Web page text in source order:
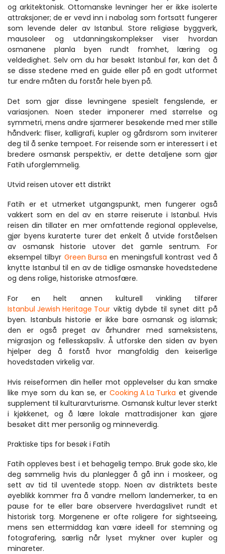
og arkitektonisk. Ottomanske levninger her er ikke isolerte
attraksjoner; de er vevd inn i nabolag som fortsatt fungerer
som levende deler av Istanbul. Store religiøse byggverk,
mausoleer og utdanningskomplekser viser hvordan
osmanene planla byen rundt fromhet, læring og
veldedighet. Selv om du har besøkt Istanbul før, kan det å
se disse stedene med en guide eller på en godt utformet
tur endre måten du forstår hele byen på.
Det som gjør disse levningene spesielt fengslende, er
variasjonen. Noen steder imponerer med størrelse og
symmetri, mens andre sjarmerer besøkende med mer stille
håndverk: fliser, kalligrafi, kupler og gårdsrom som inviterer
deg til å senke tempoet. For reisende som er interessert i et
bredere osmansk perspektiv, er dette detaljene som gjør
Fatih uforglemmelig.
Utvid reisen utover ett distrikt
Fatih er et utmerket utgangspunkt, men fungerer også
vakkert som en del av en større reiserute i Istanbul. Hvis
reisen din tillater en mer omfattende regional opplevelse,
gjør byens kuraterte turer det enkelt å utvide forståelsen
av osmansk historie utover det gamle sentrum. For
eksempel tilbyr Green Bursa en meningsfull kontrast ved å
knytte Istanbul til en av de tidlige osmanske hovedstedene
og dens rolige, historiske atmosfære.
For en helt annen kulturell vinkling tilfører
Istanbul Jewish Heritage Tour viktig dybde til synet ditt på
byen. Istanbuls historie er ikke bare osmansk og islamsk;
den er også preget av århundrer med sameksistens,
migrasjon og fellesskapsliv. Å utforske den siden av byen
hjelper deg å forstå hvor mangfoldig den keiserlige
hovedstaden virkelig var.
Hvis reiseformen din heller mot opplevelser du kan smake
like mye som du kan se, er Cooking A La Turka et givende
supplement til kulturarvturisme. Osmansk kultur lever sterkt
i kjøkkenet, og å lære lokale mattradisjoner kan gjøre
besøket ditt mer personlig og minneverdig.
Praktiske tips for besøk i Fatih
Fatih oppleves best i et behagelig tempo. Bruk gode sko, kle
deg sømmelig hvis du planlegger å gå inn i moskeer, og
sett av tid til uventede stopp. Noen av distriktets beste
øyeblikk kommer fra å vandre mellom landemerker, ta en
pause for te eller bare observere hverdagslivet rundt et
historisk torg. Morgenene er ofte roligere for sightseeing,
mens sen ettermiddag kan være ideell for stemning og
fotografering, særlig når lyset mykner over kupler og
minareter.